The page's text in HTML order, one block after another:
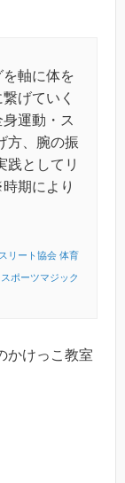
軸に体を
げていく
運動・ス
方、腕の振
践としてリ
期により
リート協会 体育
ポーツマジック
かけっこ教室